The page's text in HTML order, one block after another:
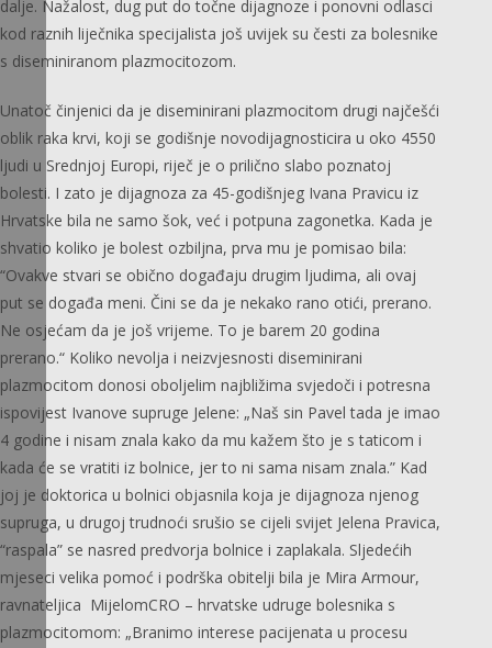
dalje. Nažalost, dug put do točne dijagnoze i ponovni odlasci
kod raznih liječnika specijalista još uvijek su česti za bolesnike
s diseminiranom plazmocitozom.
Unatoč činjenici da je diseminirani plazmocitom drugi najčešći
oblik raka krvi, koji se godišnje novodijagnosticira u oko 4550
ljudi u Srednjoj Europi, riječ je o prilično slabo poznatoj
bolesti. I zato je dijagnoza za 45-godišnjeg Ivana Pravicu iz
Hrvatske bila ne samo šok, već i potpuna zagonetka. Kada je
shvatio koliko je bolest ozbiljna, prva mu je pomisao bila:
“Ovakve stvari se obično događaju drugim ljudima, ali ovaj
put se događa meni. Čini se da je nekako rano otići, prerano.
Ne osjećam da je još vrijeme. To je barem 20 godina
prerano.“ Koliko nevolja i neizvjesnosti diseminirani
plazmocitom donosi oboljelim najbližima svjedoči i potresna
ispovijest Ivanove supruge Jelene: „Naš sin Pavel tada je imao
4 godine i nisam znala kako da mu kažem što je s taticom i
kada će se vratiti iz bolnice, jer to ni sama nisam znala.” Kad
joj je doktorica u bolnici objasnila koja je dijagnoza njenog
supruga, u drugoj trudnoći srušio se cijeli svijet Jelena Pravica,
“raspala” se nasred predvorja bolnice i zaplakala. Sljedećih
mjeseci velika pomoć i podrška obitelji bila je Mira Armour,
ravnateljica MijelomCRO – hrvatske udruge bolesnika s
plazmocitomom: „Branimo interese pacijenata u procesu